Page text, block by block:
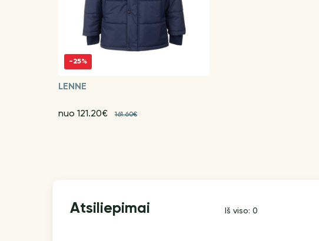
-25%
LENNE
nuo 121.20€ 161.60€
Atsiliepimai Iš viso: 0